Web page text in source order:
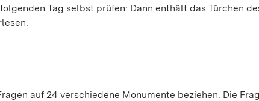
Tag selbst prüfen: Dann enthält das Türchen
auf 24 verschiedene Monumente beziehen. Die